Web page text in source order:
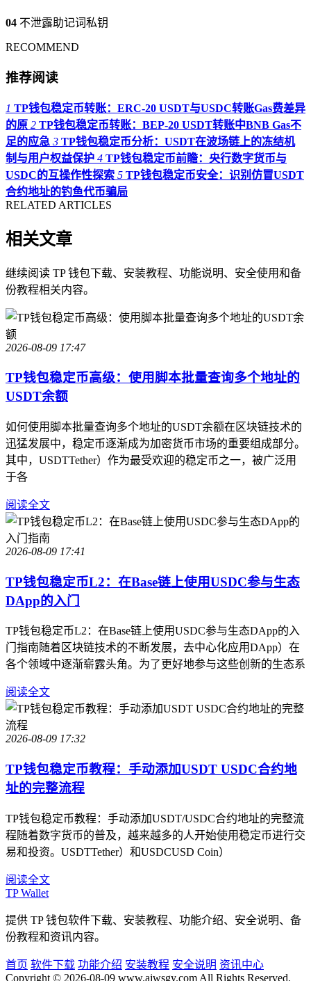
04 不泄露助记词私钥
RECOMMEND
推荐阅读
1 TP钱包稳定币转账：ERC-20 USDT与USDC转账Gas费差异
的原 2 TP钱包稳定币转账：BEP-20 USDT转账中BNB Gas不
足的应急 3 TP钱包稳定币分析：USDT在波场链上的冻结机
制与用户权益保护 4 TP钱包稳定币前瞻：央行数字货币与
USDC的互操作性探索 5 TP钱包稳定币安全：识别仿冒USDT
合约地址的钓鱼代币骗局
RELATED ARTICLES
相关文章
继续阅读 TP 钱包下载、安装教程、功能说明、安全使用和备
份教程相关内容。
2026-08-09 17:47
TP钱包稳定币高级：使用脚本批量查询多个地址的
USDT余额
如何使用脚本批量查询多个地址的USDT余额在区块链技术的
迅猛发展中，稳定币逐渐成为加密货币市场的重要组成部分。
其中，USDTTether）作为最受欢迎的稳定币之一，被广泛用
于各
阅读全文
2026-08-09 17:41
TP钱包稳定币L2：在Base链上使用USDC参与生态
DApp的入门
TP钱包稳定币L2：在Base链上使用USDC参与生态DApp的入
门指南随着区块链技术的不断发展，去中心化应用DApp）在
各个领域中逐渐崭露头角。为了更好地参与这些创新的生态系
阅读全文
2026-08-09 17:32
TP钱包稳定币教程：手动添加USDT USDC合约地
址的完整流程
TP钱包稳定币教程：手动添加USDT/USDC合约地址的完整流
程随着数字货币的普及，越来越多的人开始使用稳定币进行交
易和投资。USDTTether）和USDCUSD Coin）
阅读全文
TP Wallet
提供 TP 钱包软件下载、安装教程、功能介绍、安全说明、备
份教程和资讯内容。
首页 软件下载 功能介绍 安装教程 安全说明 资讯中心
Copyright © 2026-08-09 www.ajwsgy.com All Rights Reserved.